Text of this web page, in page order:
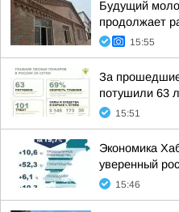
Будущий
продолжает
15:55
За прошедшие
потушили 63
15:51
Экономика
уверенный
15:46